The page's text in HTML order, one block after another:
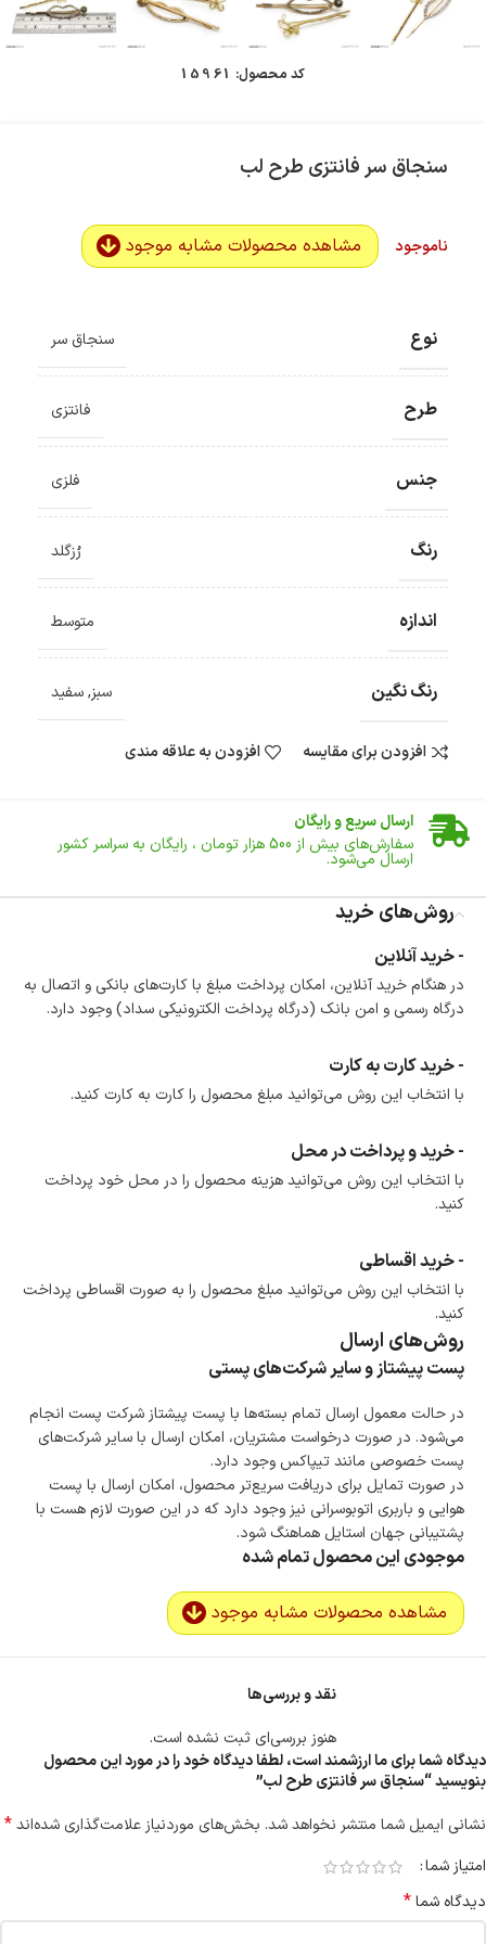
کد محصول: 15961
سنجاق سر فانتزی طرح لب
ناموجود مشاهده محصولات مشابه موجود
نوع سنجاق سر
طرح فانتزی
جنس فلزی
رنگ رُزگلد
اندازه متوسط
رنگ نگین سبز,سفید
افزودن برای مقایسه افزودن به علاقه مندی
ضمانت اصالت کالا
ارسال سریع و رایگان
سفارش‌های بیش از 500 هزار تومان ، رایگان به سراسر کشور
ارسال می‌شود.
تا 14 روز پس از تحویل کالا می‌توانید آن را برگشت دهید.
امکان پرداخت در محل
در هنگام خرید محصول، امکان انتخاب پرداخت در محل
وجود دارد.
امکان پرداخت اقساطی
است.
ضمانت اصالت کالا
گارانتی معتبر برای تمامی محصولات ارائه می‌شود.
روش‌های خرید
- خرید آنلاین
در هنگام خرید آنلاین، امکان پرداخت مبلغ با کارت‌های بانکی و اتصال به
درگاه رسمی و امن بانک (درگاه پرداخت الکترونیکی سداد) وجود دارد.
- خرید کارت به کارت
با انتخاب این روش می‌توانید مبلغ محصول را کارت به کارت کنید.
- خرید و پرداخت در محل
با انتخاب این روش می‌توانید هزینه محصول را در محل خود پرداخت
کنید.
- خرید اقساطی
با انتخاب این روش می‌توانید مبلغ محصول را به صورت اقساطی پرداخت
کنید.
روش‌های ارسال
پست پیشتاز و سایر شرکت‌های پستی
در حالت معمول ارسال تمام بسته‌ها با پست پیشتاز شرکت پست انجام
می‌شود. در صورت درخواست مشتریان، امکان ارسال با سایر شرکت‌های
پست خصوصی مانند تیپاکس وجود دارد.
در صورت تمایل برای دریافت سریع‌تر محصول، امکان ارسال با پست
هوایی و باربری اتوبوسرانی نیز وجود دارد که در این صورت لازم هست با
پشتیبانی جهان استایل هماهنگ شود.
موجودی این محصول تمام شده
مشاهده محصولات مشابه موجود
نقد و بررسی‌ها
هنوز بررسی‌ای ثبت نشده است.
دیدگاه شما برای ما ارزشمند است، لطفا دیدگاه خود را در مورد این محصول
بنویسید “سنجاق سر فانتزی طرح لب”
نشانی ایمیل شما منتشر نخواهد شد. بخش‌های موردنیاز علامت‌گذاری شده‌اند*
امتیاز شما
دیدگاه شما*